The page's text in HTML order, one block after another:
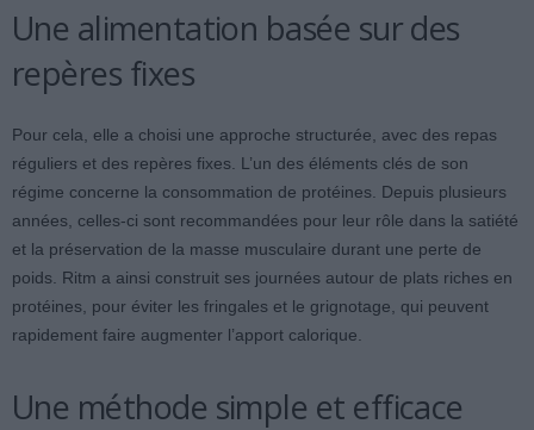
Une alimentation basée sur des
repères fixes
Pour cela, elle a choisi une approche structurée, avec des repas
réguliers et des repères fixes. L’un des éléments clés de son
régime concerne la consommation de protéines. Depuis plusieurs
années, celles-ci sont recommandées pour leur rôle dans la satiété
et la préservation de la masse musculaire durant une perte de
poids. Ritm a ainsi construit ses journées autour de plats riches en
protéines, pour éviter les fringales et le grignotage, qui peuvent
rapidement faire augmenter l’apport calorique.
Une méthode simple et efficace